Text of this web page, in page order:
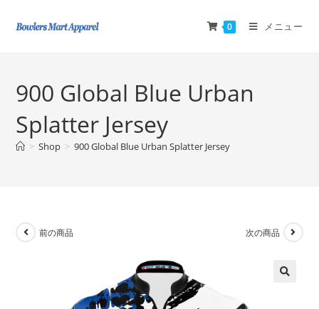
0 メニュー
900 Global Blue Urban
Splatter Jersey
> Shop > 900 Global Blue Urban Splatter Jersey
前の商品 次の商品